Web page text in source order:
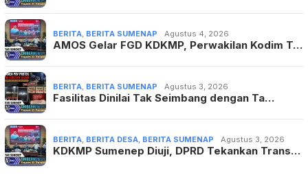
BERITA BERITA SUMENAP Agustus 4, 2026
AMOS Gelar FGD KDKMP, Perwakilan Kodim T…
BERITA BERITA SUMENAP Agustus 3, 2026
Fasilitas Dinilai Tak Seimbang dengan Ta…
BERITA BERITA DESA BERITA SUMENAP Agustus 3, 2026
KDKMP Sumenep Diuji, DPRD Tekankan Trans…